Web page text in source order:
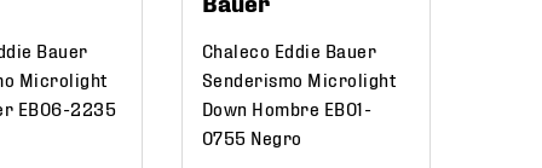
Bauer
Microlight
EB06-2235
Chaleco Eddie Bauer
Senderismo Microlight
Down Hombre EB01-
0755 Negro